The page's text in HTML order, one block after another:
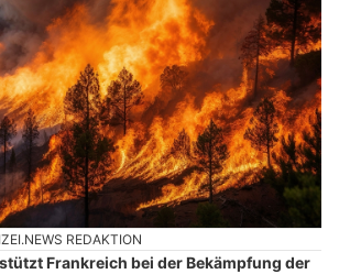
REDAKTION
Frankreich bei der Bekämpfung der